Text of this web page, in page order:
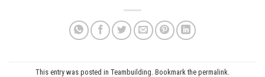
This entry was posted in Teambuilding . Bookmark the permalink